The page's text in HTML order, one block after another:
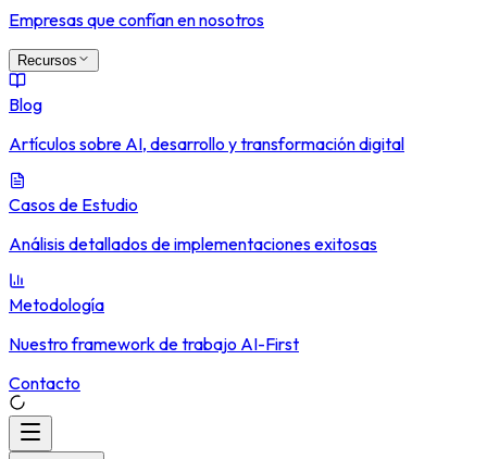
Empresas que confían en nosotros
Recursos
Blog
Artículos sobre AI, desarrollo y transformación digital
Casos de Estudio
Análisis detallados de implementaciones exitosas
Metodología
Nuestro framework de trabajo AI-First
Contacto